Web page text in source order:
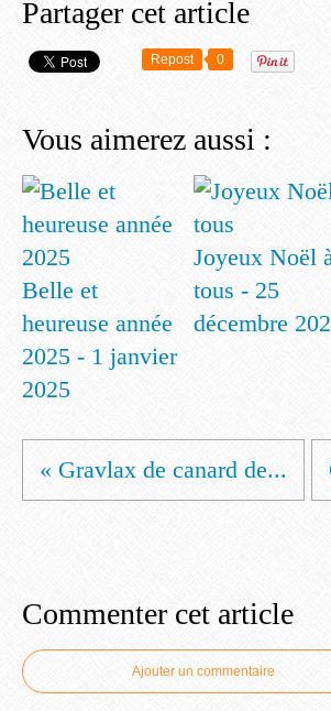
Partager cet article
Repost 0
Vous aimerez aussi :
Belle et
heureuse année
2025 - 1 janvier
2025
Joyeux Noël
tous - 25
décembre
« Gravlax de canard de...
Commenter cet article
Ajouter un commentaire